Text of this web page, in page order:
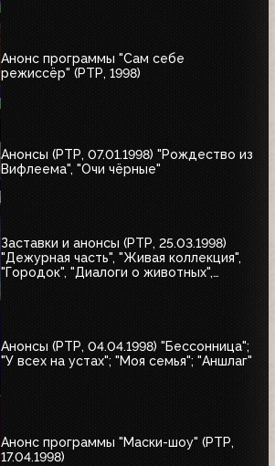
Анонс программы "Сам себе
режиссёр" (РТР, 1998)
Анонсы (РТР, 07.01.1998) "Рождество из
Вифлеема", "Очи чёрные"
Заставки и анонсы (РТР, 25.03.1998)
"Дежурная часть", "Живая коллекция",
"Городок", "Диалоги о животных",
Анонсы (РТР, 04.04.1998) "Бессонница";
"У всех на устах"; "Моя семья"; "Аншлаг"
Анонс программы "Маски-шоу" (РТР,
17.04.1998)